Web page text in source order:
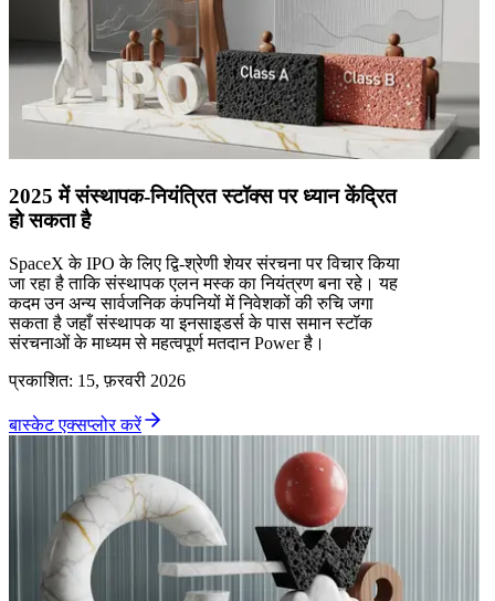
2025 में संस्थापक-नियंत्रित स्टॉक्स पर ध्यान केंद्रित
हो सकता है
SpaceX के IPO के लिए द्वि-श्रेणी शेयर संरचना पर विचार किया
जा रहा है ताकि संस्थापक एलन मस्क का नियंत्रण बना रहे। यह
कदम उन अन्य सार्वजनिक कंपनियों में निवेशकों की रुचि जगा
सकता है जहाँ संस्थापक या इनसाइडर्स के पास समान स्टॉक
संरचनाओं के माध्यम से महत्वपूर्ण मतदान Power है।
प्रकाशित: 15, फ़रवरी 2026
बास्केट एक्सप्लोर करें